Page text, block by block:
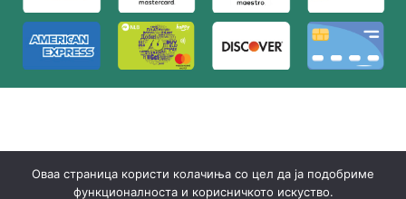
Оваа страница користи колачиња со цел да ја подобриме
функционалноста и корисничкото искуство.